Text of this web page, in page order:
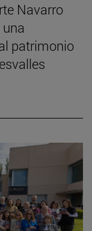
Navarro
patrimonio